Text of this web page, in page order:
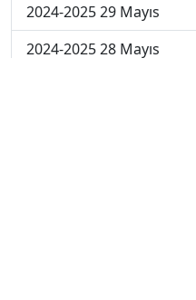
2024-2025 29 Mayıs
2024-2025 28 Mayıs